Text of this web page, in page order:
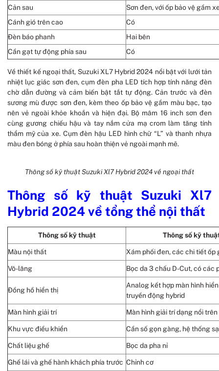
Cản sau
Sơn đen, với ốp bảo vệ gầm
Cánh gió trên cao
Có
Đèn báo phanh
Hai bên
Cần gạt tự động phía sau
Có
Về thiết kế ngoại thất, Suzuki XL7 Hybrid 2024 nổi bật với lưới tản
nhiệt lục giác sơn đen, cụm đèn pha LED tích hợp tính năng đèn
chờ dẫn đường và cảm biến bật tắt tự động. Cản trước và đèn
sương mù được sơn đen, kèm theo ốp bảo vệ gầm màu bạc, tạo
nên vẻ ngoài khỏe khoắn và hiện đại. Bộ mâm 16 inch sơn đen
cùng gương chiếu hậu và tay nắm cửa mạ crom làm tăng tính
thẩm mỹ của xe. Cụm đèn hậu LED hình chữ “L” và thanh nhựa
màu đen bóng ở phía sau hoàn thiện vẻ ngoài mạnh mẽ.
Thông số kỹ thuật Suzuki Xl7 Hybrid 2024 về ngoại thất
Thông số kỹ thuật Suzuki Xl7
Hybrid 2024 về tổng thể nội thất
Thông số kỹ thuật Thông số kỹ
Màu nội thất Xám phối đen, các chi tiết
Vô-lăng Bọc da 3 chấu D-Cut, có các
Đồng hồ hiển thị
Analog kết hợp màn hình
truyền động hybrid
Màn hình giải trí Màn hình giải trí dạng nổi
Khu vực điều khiển Cần số gọn gàng, hệ thống
Chất liệu ghế Bọc da pha nỉ
Ghế lái và ghế hành khách phía trước Chỉnh cơ